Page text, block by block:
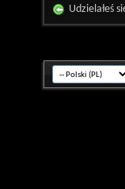
Udzielałeś